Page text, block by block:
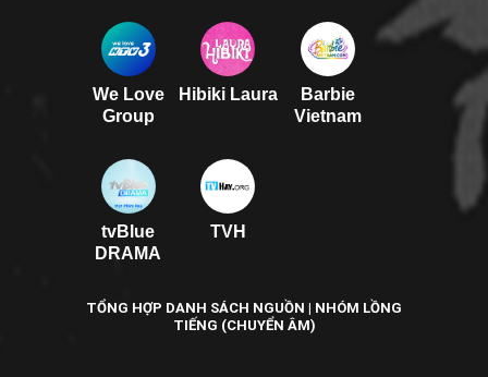
We Love
Group
Hibiki Laura
Barbie
Vietnam
tvBlue
DRAMA
TVH
TỔNG HỢP DANH SÁCH NGUỒN | NHÓM LỒNG
TIẾNG (CHUYỂN ÂM)